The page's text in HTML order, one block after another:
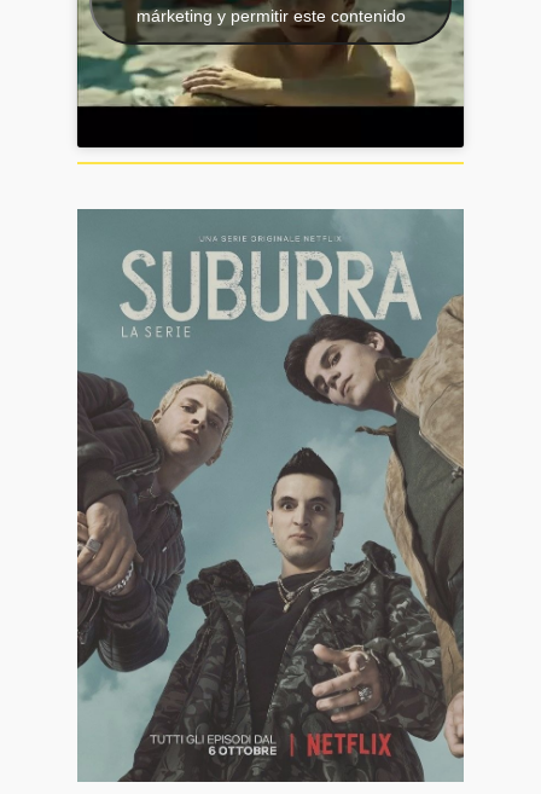
márketing y permitir este contenido